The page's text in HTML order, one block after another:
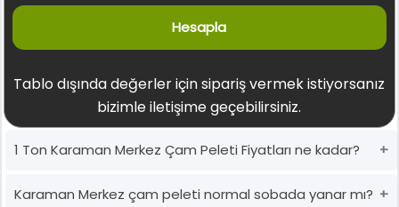
Hesapla
Tablo dışında değerler için sipariş vermek istiyorsanız
bizimle iletişime geçebilirsiniz.
1 Ton Karaman Merkez Çam Peleti Fiyatları ne kadar?
Karaman Merkez çam peleti normal sobada yanar mı?